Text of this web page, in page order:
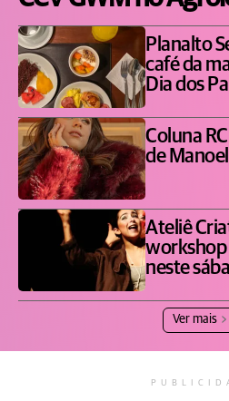
Planalto
café da
Dia dos
Coluna
de
Ateliê
workshop
neste
Ver mais